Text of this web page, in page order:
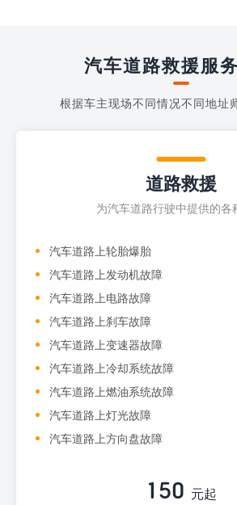
汽车道路救援服
根据车主现场不同情况不同地址
道路救援
为汽车道路行驶中提供的各
汽车道路上轮胎爆胎
汽车道路上发动机故障
汽车道路上电路故障
汽车道路上刹车故障
汽车道路上变速器故障
汽车道路上冷却系统故障
汽车道路上燃油系统故障
汽车道路上灯光故障
汽车道路上方向盘故障
150 元起